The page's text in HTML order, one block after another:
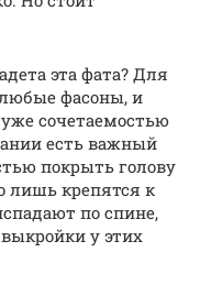
эта фата? Для
фасоны, и
сочетаемостью
есть важный
покрыть голову
лишь крепятся к
по спине,
у этих